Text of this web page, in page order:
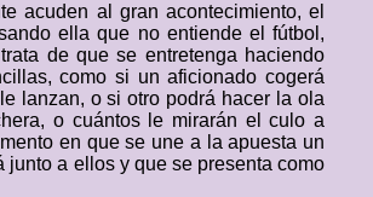
acuden al gran acontecimiento, el
ella que no entiende el fútbol,
de que se entretenga haciendo
como si un aficionado cogerá
lanzan, o si otro podrá hacer la ola
o cuántos le mirarán el culo a
en que se une a la apuesta un
junto a ellos y que se presenta como